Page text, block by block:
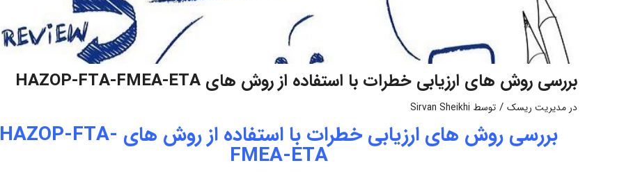
بررسی روش های ارزیابی خطرات با استفاده از روش های HAZOP-FTA-FMEA-ETA
در مدیریت ریسک / توسط Sirvan Sheikhi
بررسی روش های ارزیابی خطرات با استفاده از روش های HAZOP-FTA-
FMEA-ETA